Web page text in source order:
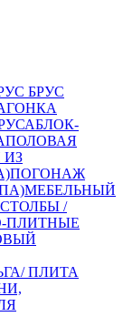
БРУС
БЛОК-
ПОЛОВАЯ
ИЗ
ПОГОНАЖ
МЕБЕЛЬНЫЙ
/
ПЛИТНЫЕ
ПЛИТА